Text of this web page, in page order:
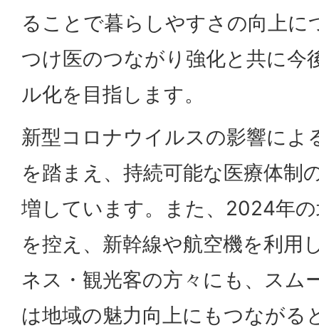
ることで暮らしやすさの向上に
つけ医のつながり強化と共に今
ル化を目指します。
新型コロナウイルスの影響によ
を踏まえ、持続可能な医療体制
増しています。また、2024年
を控え、新幹線や航空機を利用
ネス・観光客の方々にも、スム
は地域の魅力向上にもつながる